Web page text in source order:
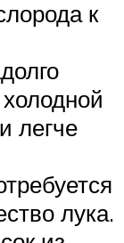
к
легче
лука.